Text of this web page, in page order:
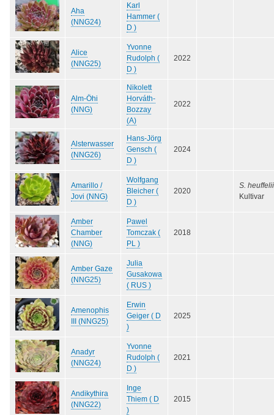
Aha
(NNG24)
Karl
Hammer (
D )
Alice
(NNG25)
Yvonne
Rudolph (
D )
2022
Alm-Öhi
(NNG)
Nikolett
Horváth-
Bozzay
(A)
2022
Alsterwasser
(NNG26)
Hans-Jörg
Gensch (
D )
2024
Amarillo /
Jovi (NNG)
Wolfgang
Bleicher (
D )
2020
S. heuffelii
Kultivar
Amber
Chamber
(NNG)
Pawel
Tomczak (
PL )
2018
Amber Gaze
(NNG25)
Julia
Gusakowa
( RUS )
Amenophis
III (NNG25)
Erwin
Geiger ( D
)
2025
Anadyr
(NNG24)
Yvonne
Rudolph (
D )
2021
Andikythira
(NNG22)
Inge
Thiem ( D
)
2015